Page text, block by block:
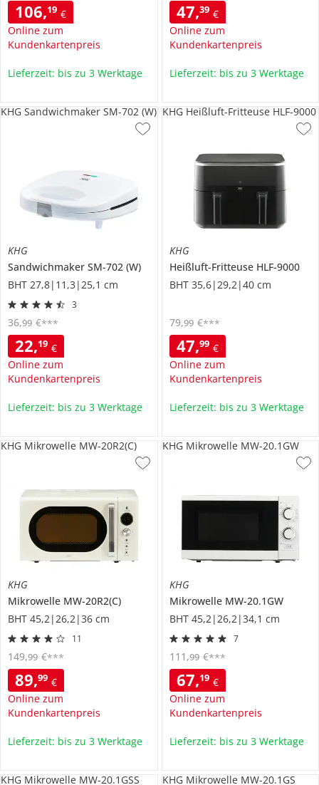
106,19 €
Online zum
Kundenkartenpreis
Lieferzeit: bis zu 3 Werktage
47,39 €
Online zum
Kundenkartenpreis
Lieferzeit: bis zu 3 Werktage
KHG
Sandwichmaker SM-702 (W)
BHT 27,8|11,3|25,1 cm
3
22,19 €
Online zum
Kundenkartenpreis
36,99 €***
KHG Sandwichmaker SM-702 (W)
Lieferzeit: bis zu 3 Werktage
KHG
Heißluft-Fritteuse HLF-9000
BHT 35,6|29,2|40 cm
47,99 €
Online zum
Kundenkartenpreis
79,99 €***
KHG Heißluft-Fritteuse HLF-9000
Lieferzeit: bis zu 3 Werktage
KHG
Mikrowelle MW-20R2(C)
BHT 45,2|26,2|36 cm
11
89,99 €
Online zum
Kundenkartenpreis
149,99 €***
KHG Mikrowelle MW-20R2(C)
Lieferzeit: bis zu 3 Werktage
KHG
Mikrowelle MW-20.1GW
BHT 45,2|26,2|34,1 cm
7
67,19 €
Online zum
Kundenkartenpreis
111 ,99 €***
KHG Mikrowelle MW-20.1GW
Lieferzeit: bis zu 3 Werktage
KHG Mikrowelle MW-20.1GSS KHG Mikrowelle MW-20.1GS